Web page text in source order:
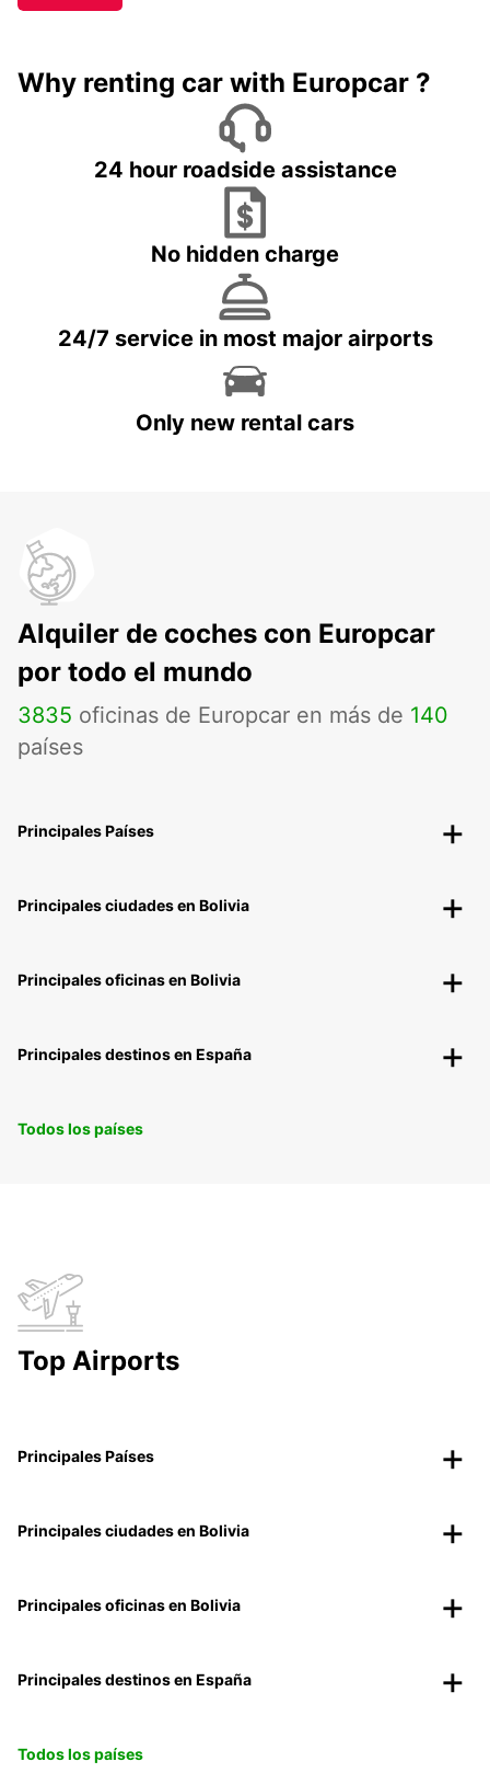
Why renting car with Europcar ?
24 hour roadside assistance
No hidden charge
24/7 service in most major airports
Only new rental cars
Alquiler de coches con Europcar
por todo el mundo
3835 oficinas de Europcar en más de 140
países
Principales Países
Principales ciudades en Bolivia
Principales oficinas en Bolivia
Principales destinos en España
Todos los países
Top Airports
Principales Países
Principales ciudades en Bolivia
Principales oficinas en Bolivia
Principales destinos en España
Todos los países